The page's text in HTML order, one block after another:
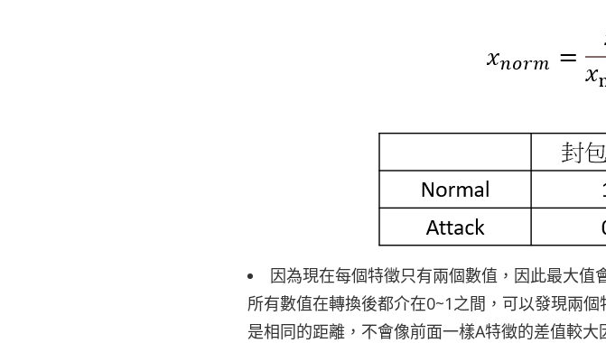
因為現在每個特徵只有兩個數值，因此最大
所有數值在轉換後都介在0~1之間，可以發現兩
是相同的距離，不會像前面一樣A特徵的差值較大